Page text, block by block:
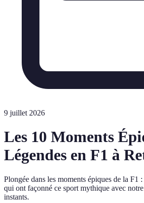
9 juillet 2026
Les 10 Moments
Légendes en F1 à
Plongée dans les moments épiques de la F1
qui ont façonné ce sport mythique avec
instants.